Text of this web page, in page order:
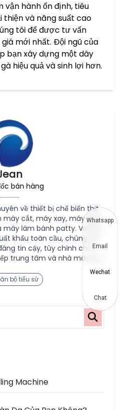
vận hành ổn định, tiêu
thiện và năng suất cao
tôi để được tư vấn
mới nhất. Đội ngũ của
bạn xây dựng một dây
hiệu quả và sinh lợi hơn.
bán hàng
về thiết bị chế biến thịt
máy cắt, máy xay, máy thái
làm bánh patty. Với hơn
khẩu toàn cầu, chúng tôi
tin cậy, tùy chỉnh cho
trung tâm và nhà máy chế
bộ tiểu sử
Machine
Whatsapp
Email
Wechat
Chat